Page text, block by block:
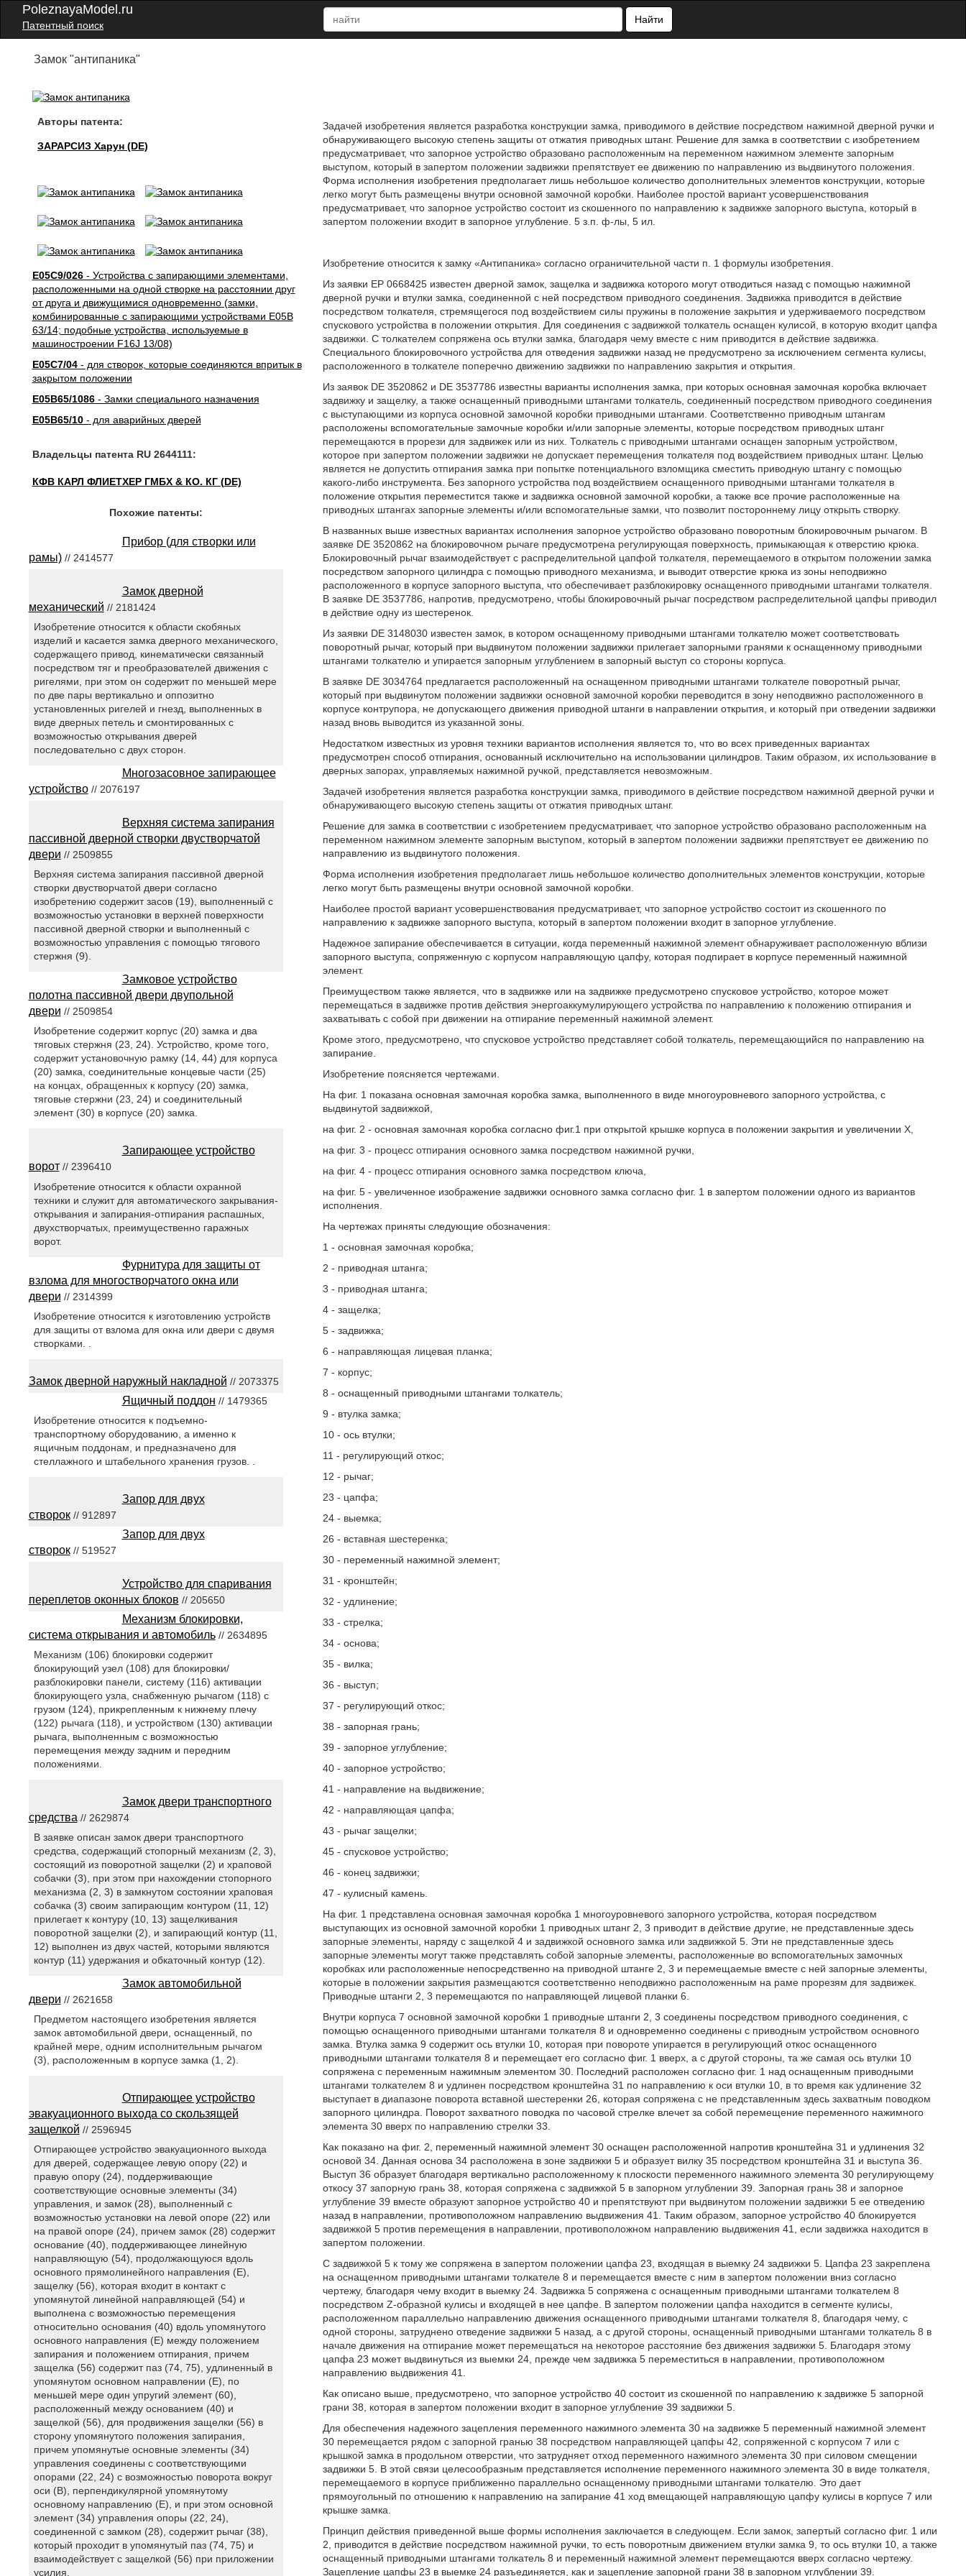
PoleznayaModel.ru
Патентный поиск
Найти
Замок "антипаника"
Авторы патента:
ЗАРАРСИЗ Харун (DE)
E05C9/026- Устройства с запирающими элементами,
расположенными на одной створке на расстоянии друг
от друга и движущимися одновременно (замки,
комбинированные с запирающими устройствами E05B
63/14; подобные устройства, используемые в
машиностроении F16J 13/08)
E05C7/04- для створок, которые соединяются впритык в
закрытом положении
E05B65/1086- Замки специального назначения
E05B65/10- для аварийных дверей
Владельцы патента RU 2644111:
КФВ КАРЛ ФЛИЕТХЕР ГМБХ & КО. КГ (DE)
Задачей изобретения является разработка конструкции замка, приводимого в действие посредством нажимной дверной ручки и
обнаруживающего высокую степень защиты от отжатия приводных штанг. Решение для замка в соответствии с изобретением
предусматривает, что запорное устройство образовано расположенным на переменном нажимном элементе запорным
выступом, который в запертом положении задвижки препятствует ее движению по направлению из выдвинутого положения.
Форма исполнения изобретения предполагает лишь небольшое количество дополнительных элементов конструкции, которые
легко могут быть размещены внутри основной замочной коробки. Наиболее простой вариант усовершенствования
предусматривает, что запорное устройство состоит из скошенного по направлению к задвижке запорного выступа, который в
запертом положении входит в запорное углубление. 5 з.п. ф-лы, 5 ил.
Изобретение относится к замку «Антипаника» согласно ограничительной части п. 1 формулы изобретения.
Из заявки ЕР 0668425 известен дверной замок, защелка и задвижка которого могут отводиться назад с помощью нажимной
дверной ручки и втулки замка, соединенной с ней посредством приводного соединения. Задвижка приводится в действие
посредством толкателя, стремящегося под воздействием силы пружины в положение закрытия и удерживаемого посредством
спускового устройства в положении открытия. Для соединения с задвижкой толкатель оснащен кулисой, в которую входит цапфа
задвижки. С толкателем сопряжена ось втулки замка, благодаря чему вместе с ним приводится в действие задвижка.
Специального блокировочного устройства для отведения задвижки назад не предусмотрено за исключением сегмента кулисы,
расположенного в толкателе поперечно движению задвижки по направлению закрытия и открытия.
Из заявок DE 3520862 и DE 3537786 известны варианты исполнения замка, при которых основная замочная коробка включает
задвижку и защелку, а также оснащенный приводными штангами толкатель, соединенный посредством приводного соединения
с выступающими из корпуса основной замочной коробки приводными штангами. Соответственно приводным штангам
расположены вспомогательные замочные коробки и/или запорные элементы, которые посредством приводных штанг
перемещаются в прорези для задвижек или из них. Толкатель с приводными штангами оснащен запорным устройством,
которое при запертом положении задвижки не допускает перемещения толкателя под воздействием приводных штанг. Целью
является не допустить отпирания замка при попытке потенциального взломщика сместить приводную штангу с помощью
какого-либо инструмента. Без запорного устройства под воздействием оснащенного приводными штангами толкателя в
положение открытия переместится также и задвижка основной замочной коробки, а также все прочие расположенные на
приводных штангах запорные элементы и/или вспомогательные замки, что позволит постороннему лицу открыть створку.
В названных выше известных вариантах исполнения запорное устройство образовано поворотным блокировочным рычагом. В
заявке DE 3520862 на блокировочном рычаге предусмотрена регулирующая поверхность, примыкающая к отверстию крюка.
Блокировочный рычаг взаимодействует с распределительной цапфой толкателя, перемещаемого в открытом положении замка
посредством запорного цилиндра с помощью приводного механизма, и выводит отверстие крюка из зоны неподвижно
расположенного в корпусе запорного выступа, что обеспечивает разблокировку оснащенного приводными штангами толкателя.
В заявке DE 3537786, напротив, предусмотрено, чтобы блокировочный рычаг посредством распределительной цапфы приводил
в действие одну из шестеренок.
Из заявки DE 3148030 известен замок, в котором оснащенному приводными штангами толкателю может соответствовать
поворотный рычаг, который при выдвинутом положении задвижки прилегает запорными гранями к оснащенному приводными
штангами толкателю и упирается запорным углублением в запорный выступ со стороны корпуса.
В заявке DE 3034764 предлагается расположенный на оснащенном приводными штангами толкателе поворотный рычаг,
который при выдвинутом положении задвижки основной замочной коробки переводится в зону неподвижно расположенного в
корпусе контрупора, не допускающего движения приводной штанги в направлении открытия, и который при отведении задвижки
назад вновь выводится из указанной зоны.
Недостатком известных из уровня техники вариантов исполнения является то, что во всех приведенных вариантах
предусмотрен способ отпирания, основанный исключительно на использовании цилиндров. Таким образом, их использование в
дверных запорах, управляемых нажимной ручкой, представляется невозможным.
Задачей изобретения является разработка конструкции замка, приводимого в действие посредством нажимной дверной ручки и
обнаруживающего высокую степень защиты от отжатия приводных штанг.
Решение для замка в соответствии с изобретением предусматривает, что запорное устройство образовано расположенным на
переменном нажимном элементе запорным выступом, который в запертом положении задвижки препятствует ее движению по
направлению из выдвинутого положения.
Форма исполнения изобретения предполагает лишь небольшое количество дополнительных элементов конструкции, которые
легко могут быть размещены внутри основной замочной коробки.
Наиболее простой вариант усовершенствования предусматривает, что запорное устройство состоит из скошенного по
направлению к задвижке запорного выступа, который в запертом положении входит в запорное углубление.
Надежное запирание обеспечивается в ситуации, когда переменный нажимной элемент обнаруживает расположенную вблизи
запорного выступа, сопряженную с корпусом направляющую цапфу, которая подпирает в корпусе переменный нажимной
элемент.
Преимуществом также является, что в задвижке или на задвижке предусмотрено спусковое устройство, которое может
перемещаться в задвижке против действия энергоаккумулирующего устройства по направлению к положению отпирания и
захватывать с собой при движении на отпирание переменный нажимной элемент.
Кроме этого, предусмотрено, что спусковое устройство представляет собой толкатель, перемещающийся по направлению на
запирание.
Изобретение поясняется чертежами.
На фиг. 1 показана основная замочная коробка замка, выполненного в виде многоуровневого запорного устройства, с
выдвинутой задвижкой,
на фиг. 2 - основная замочная коробка согласно фиг.1 при открытой крышке корпуса в положении закрытия и увеличении X,
на фиг. 3 - процесс отпирания основного замка посредством нажимной ручки,
на фиг. 4 - процесс отпирания основного замка посредством ключа,
на фиг. 5 - увеличенное изображение задвижки основного замка согласно фиг. 1 в запертом положении одного из вариантов
исполнения.
На чертежах приняты следующие обозначения:
1 - основная замочная коробка;
2 - приводная штанга;
3 - приводная штанга;
4 - защелка;
5 - задвижка;
6 - направляющая лицевая планка;
7 - корпус;
8 - оснащенный приводными штангами толкатель;
9 - втулка замка;
10 - ось втулки;
11 - регулирующий откос;
12 - рычаг;
23 - цапфа;
24 - выемка;
26 - вставная шестеренка;
30 - переменный нажимной элемент;
31 - кронштейн;
32 - удлинение;
33 - стрелка;
34 - основа;
35 - вилка;
36 - выступ;
37 - регулирующий откос;
38 - запорная грань;
39 - запорное углубление;
40 - запорное устройство;
41 - направление на выдвижение;
42 - направляющая цапфа;
43 - рычаг защелки;
45 - спусковое устройство;
46 - конец задвижки;
47 - кулисный камень.
На фиг. 1 представлена основная замочная коробка 1 многоуровневого запорного устройства, которая посредством
выступающих из основной замочной коробки 1 приводных штанг 2, 3 приводит в действие другие, не представленные здесь
запорные элементы, наряду с защелкой 4 и задвижкой основного замка или задвижкой 5. Эти не представленные здесь
запорные элементы могут также представлять собой запорные элементы, расположенные во вспомогательных замочных
коробках или расположенные непосредственно на приводной штанге 2, 3 и перемещаемые вместе с ней запорные элементы,
которые в положении закрытия размещаются соответственно неподвижно расположенным на раме прорезям для задвижек.
Приводные штанги 2, 3 перемещаются по направляющей лицевой планки 6.
Внутри корпуса 7 основной замочной коробки 1 приводные штанги 2, 3 соединены посредством приводного соединения, с
помощью оснащенного приводными штангами толкателя 8 и одновременно соединены с приводным устройством основного
замка. Втулка замка 9 содержит ось втулки 10, которая при повороте упирается в регулирующий откос оснащенного
приводными штангами толкателя 8 и перемещает его согласно фиг. 1 вверх, а с другой стороны, та же самая ось втулки 10
сопряжена с переменным нажимным элементом 30. Последний расположен согласно фиг. 1 над оснащенным приводными
штангами толкателем 8 и удлинен посредством кронштейна 31 по направлению к оси втулки 10, в то время как удлинение 32
выступает в диапазоне поворота вставной шестеренки 26, которая сопряжена с не представленным здесь захватным поводком
запорного цилиндра. Поворот захватного поводка по часовой стрелке влечет за собой перемещение переменного нажимного
элемента 30 вверх по направлению стрелки 33.
Как показано на фиг. 2, переменный нажимной элемент 30 оснащен расположенной напротив кронштейна 31 и удлинения 32
основой 34. Данная основа 34 расположена в зоне задвижки 5 и образует вилку 35 посредством кронштейна 31 и выступа 36.
Выступ 36 образует благодаря вертикально расположенному к плоскости переменного нажимного элемента 30 регулирующему
откосу 37 запорную грань 38, которая сопряжена с задвижкой 5 в запорном углублении 39. Запорная грань 38 и запорное
углубление 39 вместе образуют запорное устройство 40 и препятствуют при выдвинутом положении задвижки 5 ее отведению
назад в направлении, противоположном направлению выдвижения 41. Таким образом, запорное устройство 40 блокируется
задвижкой 5 против перемещения в направлении, противоположном направлению выдвижения 41, если задвижка находится в
запертом положении.
С задвижкой 5 к тому же сопряжена в запертом положении цапфа 23, входящая в выемку 24 задвижки 5. Цапфа 23 закреплена
на оснащенном приводными штангами толкателе 8 и перемещается вместе с ним в запертом положении вниз согласно
чертежу, благодаря чему входит в выемку 24. Задвижка 5 сопряжена с оснащенным приводными штангами толкателем 8
посредством Z-образной кулисы и входящей в нее цапфе. В запертом положении цапфа находится в сегменте кулисы,
расположенном параллельно направлению движения оснащенного приводными штангами толкателя 8, благодаря чему, с
одной стороны, затруднено отведение задвижки 5 назад, а с другой стороны, оснащенный приводными штангами толкатель 8 в
начале движения на отпирание может перемещаться на некоторое расстояние без движения задвижки 5. Благодаря этому
цапфа 23 может выдвинуться из выемки 24, прежде чем задвижка 5 переместиться в направлении, противоположном
направлению выдвижения 41.
Как описано выше, предусмотрено, что запорное устройство 40 состоит из скошенной по направлению к задвижке 5 запорной
грани 38, которая в запертом положении входит в запорное углубление 39 задвижки 5.
Для обеспечения надежного зацепления переменного нажимного элемента 30 на задвижке 5 переменный нажимной элемент
30 перемещается рядом с запорной гранью 38 посредством направляющей цапфы 42, сопряженной с корпусом 7 или с
крышкой замка в продольном отверстии, что затрудняет отход переменного нажимного элемента 30 при силовом смещении
задвижки 5. В этой связи целесообразным представляется исполнение переменного нажимного элемента 30 в виде толкателя,
перемещаемого в корпусе приближенно параллельно оснащенному приводными штангами толкателю. Это дает
прямоугольный по отношению к направлению на запирание 41 ход вмещающей направляющую цапфу кулисы в корпусе 7 или
крышке замка.
Принцип действия приведенной выше формы исполнения заключается в следующем. Если замок, запертый согласно фиг. 1 или
2, приводится в действие посредством нажимной ручки, то есть поворотным движением втулки замка 9, то ось втулки 10, а также
оснащенный приводными штангами толкатель 8 и переменный нажимной элемент перемещаются вверх согласно чертежу.
Зацепление цапфы 23 в выемке 24 разъединяется, как и зацепление запорной грани 38 в запорном углублении 39.
Похожие патенты:
Прибор (для створки или
рамы)// 2414577
Замок дверной
механический // 2181424
Изобретение относится к области скобяных
изделий и касается замка дверного механического,
содержащего привод, кинематически связанный
посредством тяг и преобразователей движения с
ригелями, при этом он содержит по меньшей мере
по две пары вертикально и оппозитно
установленных ригелей и гнезд, выполненных в
виде дверных петель и смонтированных с
возможностью открывания дверей
последовательно с двух сторон.
Многозасовное запирающее
устройство// 2076197
Верхняя система запирания
пассивной дверной створки двустворчатой
двери // 2509855
Верхняя система запирания пассивной дверной
створки двустворчатой двери согласно
изобретению содержит засов (19), выполненный с
возможностью установки в верхней поверхности
пассивной дверной створки и выполненный с
возможностью управления с помощью тягового
стержня (9).
Замковое устройство
полотна пассивной двери двупольной
двери // 2509854
Изобретение содержит корпус (20) замка и два
тяговых стержня (23, 24). Устройство, кроме того,
содержит установочную рамку (14, 44) для корпуса
(20) замка, соединительные концевые части (25)
на концах, обращенных к корпусу (20) замка,
тяговые стержни (23, 24) и соединительный
элемент (30) в корпусе (20) замка.
Запирающее устройство
ворот// 2396410
Изобретение относится к области охранной
техники и служит для автоматического закрывания-
открывания и запирания-отпирания распашных,
двухстворчатых, преимущественно гаражных
ворот.
Фурнитура для защиты от
взлома для многостворчатого окна или
двери // 2314399
Изобретение относится к изготовлению устройств
для защиты от взлома для окна или двери с двумя
створками. .
Замок дверной наружный накладной // 2073375
Ящичный поддон // 1479365
Изобретение относится к подъемно-
транспортному оборудованию, а именно к
ящичным поддонам, и предназначено для
стеллажного и штабельного хранения грузов. .
Запор для двух
створок// 912897
Запор для двух
створок// 519527
Устройство для спаривания
переплетов оконных блоков // 205650
Механизм блокировки,
система открывания и автомобиль// 2634895
Механизм (106) блокировки содержит
блокирующий узел (108) для блокировки/
разблокировки панели, систему (116) активации
блокирующего узла, снабженную рычагом (118) с
грузом (124), прикрепленным к нижнему плечу
(122) рычага (118), и устройством (130) активации
рычага, выполненным с возможностью
перемещения между задним и передним
положениями.
Замок двери транспортного
средства // 2629874
В заявке описан замок двери транспортного
средства, содержащий стопорный механизм (2, 3),
состоящий из поворотной защелки (2) и храповой
собачки (3), при этом при нахождении стопорного
механизма (2, 3) в замкнутом состоянии храповая
собачка (3) своим запирающим контуром (11, 12)
прилегает к контуру (10, 13) защелкивания
поворотной защелки (2), и запирающий контур (11,
12) выполнен из двух частей, которыми являются
контур (11) удержания и обкаточный контур (12).
Замок автомобильной
двери // 2621658
Предметом настоящего изобретения является
замок автомобильной двери, оснащенный, по
крайней мере, одним исполнительным рычагом
(3), расположенным в корпусе замка (1, 2).
Отпирающее устройство
эвакуационного выхода со скользящей
защелкой // 2596945
Отпирающее устройство эвакуационного выхода
для дверей, содержащее левую опору (22) и
правую опору (24), поддерживающие
соответствующие основные элементы (34)
управления, и замок (28), выполненный с
возможностью установки на левой опоре (22) или
на правой опоре (24), причем замок (28) содержит
основание (40), поддерживающее линейную
направляющую (54), продолжающуюся вдоль
основного прямолинейного направления (Е),
защелку (56), которая входит в контакт с
упомянутой линейной направляющей (54) и
выполнена с возможностью перемещения
относительно основания (40) вдоль упомянутого
основного направления (Е) между положением
запирания и положением отпирания, причем
защелка (56) содержит паз (74, 75), удлиненный в
упомянутом основном направлении (Е), по
меньшей мере один упругий элемент (60),
расположенный между основанием (40) и
защелкой (56), для продвижения защелки (56) в
сторону упомянутого положения запирания,
причем упомянутые основные элементы (34)
управления соединены с соответствующими
опорами (22, 24) с возможностью поворота вокруг
оси (В), перпендикулярной упомянутому
основному направлению (Е), и при этом основной
элемент (34) управления опоры (22, 24),
соединенной с замком (28), содержит рычаг (38),
который проходит в упомянутый паз (74, 75) и
взаимодействует с защелкой (56) при приложении
усилия.